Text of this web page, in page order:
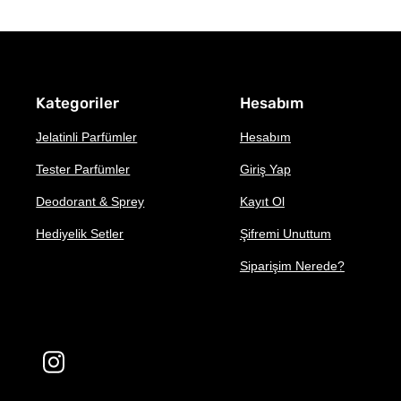
Kategoriler
Jelatinli Parfümler
Tester Parfümler
Deodorant & Sprey
Hediyelik Setler
Hesabım
Hesabım
Giriş Yap
Kayıt Ol
Şifremi Unuttum
Siparişim Nerede?